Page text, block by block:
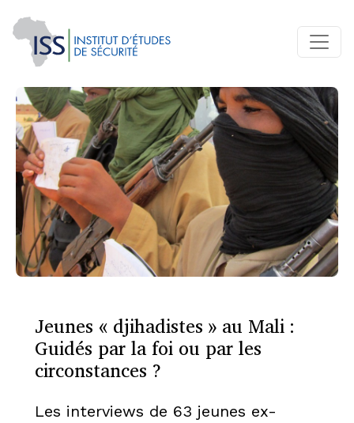
Jeunes « djihadistes » au Mali :
Guidés par la foi ou par les
circonstances ?
Les interviews de 63 jeunes ex-